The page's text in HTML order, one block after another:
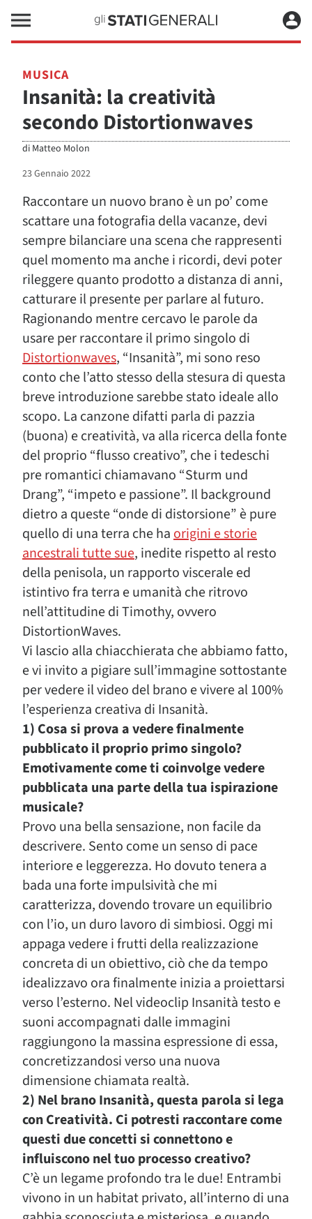
MUSICA
Insanità: la creatività
secondo Distortionwaves
di Matteo Molon
23 Gennaio 2022
Raccontare un nuovo brano è un po’ come
scattare una fotografia della vacanze, devi
sempre bilanciare una scena che rappresenti
quel momento ma anche i ricordi, devi poter
rileggere quanto prodotto a distanza di anni,
catturare il presente per parlare al futuro.
Ragionando mentre cercavo le parole da
usare per raccontare il primo singolo di
Distortionwaves, “Insanità”, mi sono reso
conto che l’atto stesso della stesura di questa
breve introduzione sarebbe stato ideale allo
scopo. La canzone difatti parla di pazzia
(buona) e creatività, va alla ricerca della fonte
del proprio “flusso creativo”, che i tedeschi
pre romantici chiamavano “Sturm und
Drang”, “impeto e passione”. Il background
dietro a queste “onde di distorsione” è pure
quello di una terra che haorigini e storie
ancestrali tutte sue, inedite rispetto al resto
della penisola, un rapporto viscerale ed
istintivo fra terra e umanità che ritrovo
nell’attitudine di Timothy, ovvero
DistortionWaves.
Vi lascio alla chiacchierata che abbiamo fatto,
e vi invito a pigiare sull’immagine sottostante
per vedere il video del brano e vivere al 100%
l’esperienza creativa di Insanità.
1) Cosa si prova a vedere finalmente
pubblicato il proprio primo singolo?
Emotivamente come ti coinvolge vedere
pubblicata una parte della tua ispirazione
musicale?
Provo una bella sensazione, non facile da
descrivere. Sento come un senso di pace
interiore e leggerezza. Ho dovuto tenera a
bada una forte impulsività che mi
caratterizza, dovendo trovare un equilibrio
con l’io, un duro lavoro di simbiosi. Oggi mi
appaga vedere i frutti della realizzazione
concreta di un obiettivo, ciò che da tempo
idealizzavo ora finalmente inizia a proiettarsi
verso l’esterno. Nel videoclip Insanità testo e
suoni accompagnati dalle immagini
raggiungono la massina espressione di essa,
concretizzandosi verso una nuova
dimensione chiamata realtà.
2) Nel brano Insanità, questa parola si lega
con Creatività. Ci potresti raccontare come
questi due concetti si connettono e
influiscono nel tuo processo creativo?
C’è un legame profondo tra le due! Entrambi
vivono in un habitat privato, all’interno di una